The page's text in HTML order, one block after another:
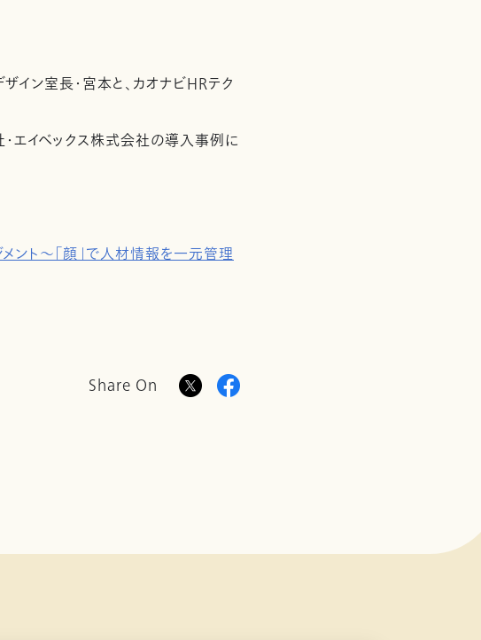
イン室長・宮本と、カオナビHRテク
エイベックス株式会社の導入事例に
ント～「顔」で人材情報を一元管理
Share On